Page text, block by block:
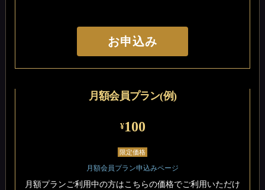
お申込み
月額会員プラン(例)
¥100
限定価格
月額会員プラン申込みページ
月額プランご利用中の方はこちらの価格でご利用いただけ